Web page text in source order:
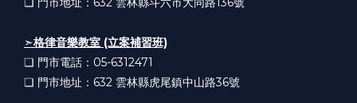
➣格律音樂教室 (立案補習班)
❏ 門市電話：05-6312471
❏ 門市地址：632 雲林縣虎尾鎮中山路36號